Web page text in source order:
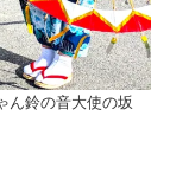
ん鈴の音大使の坂